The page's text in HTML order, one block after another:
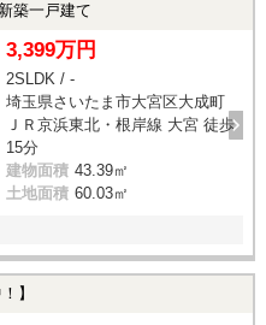
築一戸建て
3,399万円
2SLDK / -
埼玉県さいたま市大宮区大成町
ＪＲ京浜東北・根岸線 大宮 徒歩
15分
建物面積 43.39㎡
土地面積 60.03㎡
】